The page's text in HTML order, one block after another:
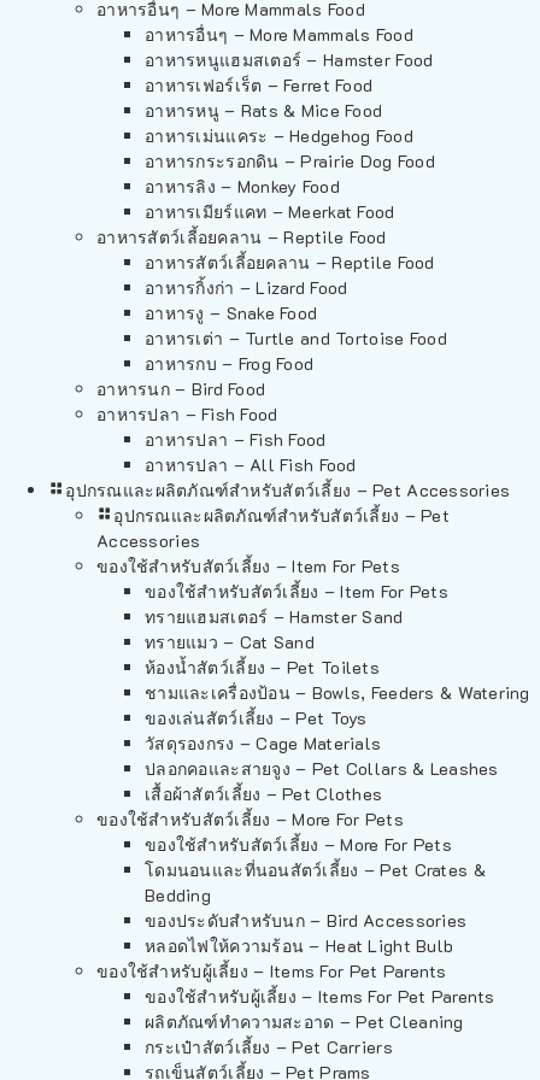
อาหารอื่นๆ – More Mammals Food
อาหารอื่นๆ – More Mammals Food
อาหารหนูแฮมสเตอร์ – Hamster Food
อาหารเฟอร์เร็ต – Ferret Food
อาหารหนู – Rats & Mice Food
อาหารเม่นแคระ – Hedgehog Food
อาหารกระรอกดิน – Prairie Dog Food
อาหารลิง – Monkey Food
อาหารเมียร์แคท – Meerkat Food
อาหารสัตว์เลี้อยคลาน – Reptile Food
อาหารสัตว์เลี้อยคลาน – Reptile Food
อาหารกิ้งก่า – Lizard Food
อาหารงู – Snake Food
อาหารเต่า – Turtle and Tortoise Food
อาหารกบ – Frog Food
อาหารนก – Bird Food
อาหารปลา – Fish Food
อาหารปลา – Fish Food
อาหารปลา – All Fish Food
อุปกรณและผลิตภัณฑ์สำหรับสัตว์เลี้ยง – Pet Accessories
อุปกรณและผลิตภัณฑ์สำหรับสัตว์เลี้ยง – Pet
Accessories
ของใช้สำหรับสัตว์เลี้ยง – Item For Pets
ของใช้สำหรับสัตว์เลี้ยง – Item For Pets
ทรายแฮมสเตอร์ – Hamster Sand
ทรายแมว – Cat Sand
ห้องน้ำสัตว์เลี้ยง – Pet Toilets
ชามและเครื่องป้อน – Bowls, Feeders & Watering
ของเล่นสัตว์เลี้ยง – Pet Toys
วัสดุรองกรง – Cage Materials
ปลอกคอและสายจูง – Pet Collars & Leashes
เสื้อผ้าสัตว์เลี้ยง – Pet Clothes
ของใช้สำหรับสัตว์เลี้ยง – More For Pets
ของใช้สำหรับสัตว์เลี้ยง – More For Pets
โดมนอนและที่นอนสัตว์เลี้ยง – Pet Crates &
Bedding
ของประดับสำหรับนก – Bird Accessories
หลอดไฟให้ความร้อน – Heat Light Bulb
ของใช้สำหรับผู้เลี้ยง – Items For Pet Parents
ของใช้สำหรับผู้เลี้ยง – Items For Pet Parents
ผลิตภัณฑ์ทำความสะอาด – Pet Cleaning
กระเป๋าสัตว์เลี้ยง – Pet Carriers
รถเข็นสัตว์เลี้ยง – Pet Prams